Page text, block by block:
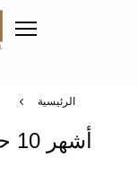
الرئيسية